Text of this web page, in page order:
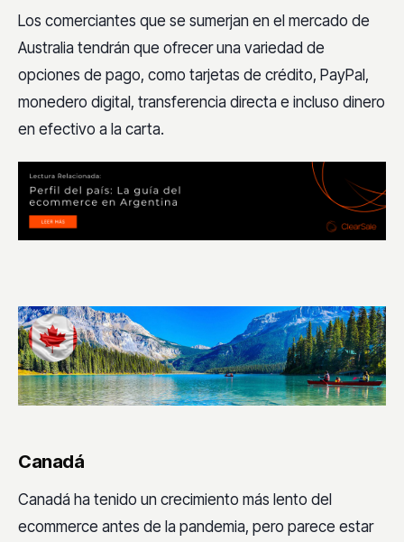
Los comerciantes que se sumerjan en el mercado de
Australia tendrán que ofrecer una variedad de
opciones de pago, como tarjetas de crédito, PayPal,
monedero digital, transferencia directa e incluso dinero
en efectivo a la carta.
Canadá
Canadá ha tenido un crecimiento más lento del
ecommerce antes de la pandemia, pero parece estar